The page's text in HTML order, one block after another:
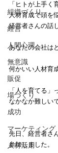
組織づくり
経営
人間心理
無意識
販促
場づくり
成功
マーケティング
人材活用
「ヒトが上手く
人材育成で頭を
経営者さんの話
あなたの会社は
何かいい人材育
「人を育てる」
なかなか難しい
先日、経営者さ
参加しました。